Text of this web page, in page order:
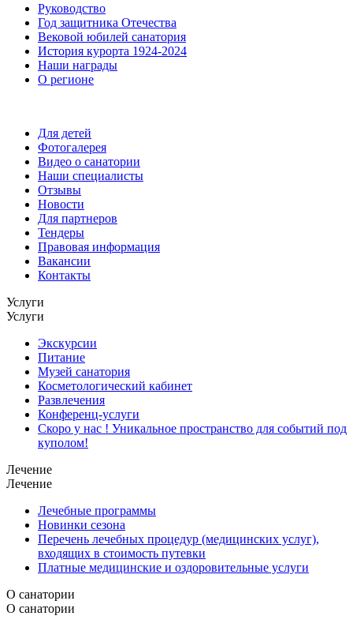
Руководство
Год защитника Отечества
Вековой юбилей санатория
История курорта 1924-2024
Наши награды
О регионе
Для детей
Фотогалерея
Видео о санатории
Наши специалисты
Отзывы
Новости
Для партнеров
Тендеры
Правовая информация
Вакансии
Контакты
Услуги
Услуги
Экскурсии
Питание
Музей санатория
Косметологический кабинет
Развлечения
Конференц-услуги
Скоро у нас ! Уникальное пространство для событий под
куполом!
Лечение
Лечение
Лечебные программы
Новинки сезона
Перечень лечебных процедур (медицинских услуг),
входящих в стоимость путевки
Платные медицинские и оздоровительные услуги
О санатории
О санатории